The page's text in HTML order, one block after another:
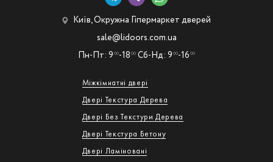
Міжкімнатні двері
Двері Текстура Дерева
Двері Без Текстури Дерева
Двері Текстура Бетону
Двері Ламіновані
Київ, Окружна Гіпермаркет дверей
Пн-Пт: 9 00-18 00 Сб-Нд: 9 00-16 00
sale@lidoors.com.ua